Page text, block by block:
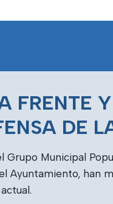
FRENTE
DE
Grupo Municipal
Ayuntamiento,